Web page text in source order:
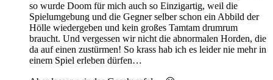
so wurde Doom für mich auch so Einzigartig, weil die
Spielumgebung und die Gegner selber schon ein Abbild der
Hölle wiedergeben und kein großes Tamtam drumrum
braucht. Und vergessen wir nicht die abnormalen Horden, die
da auf einen zustürmen! So krass hab ich es leider nie mehr in
einem Spiel erleben dürfen…